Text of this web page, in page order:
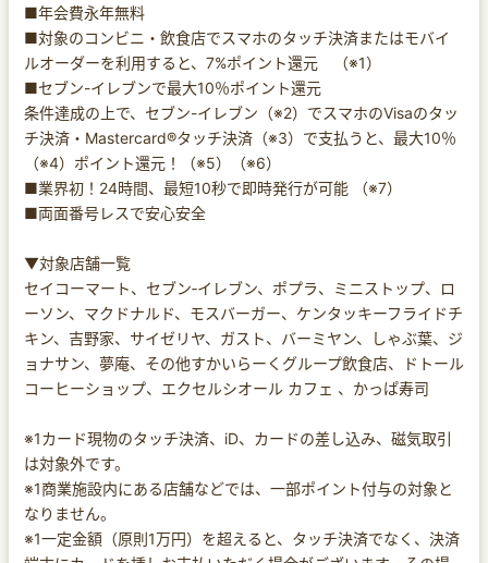
■年会費永年無料
■対象のコンビニ・飲食店でスマホのタッチ決済またはモバイ
ルオーダーを利用すると、7%ポイント還元 （※1）
■セブン-イレブンで最大10％ポイント還元
条件達成の上で、セブン-イレブン（※2）でスマホのVisaのタッ
チ決済・Mastercard®タッチ決済（※3）で支払うと、最大10％
（※4）ポイント還元！（※5）（※6）
■業界初！24時間、最短10秒で即時発行が可能 （※7）
■両面番号レスで安心安全
▼対象店舗一覧
セイコーマート、セブン‐イレブン、ポプラ、ミニストップ、ロ
ーソン、マクドナルド、モスバーガー、ケンタッキーフライドチ
キン、吉野家、サイゼリヤ、ガスト、バーミヤン、しゃぶ葉、ジ
ョナサン、夢庵、その他すかいらーくグループ飲食店、ドトール
コーヒーショップ、エクセルシオール カフェ 、かっぱ寿司
※1カード現物のタッチ決済、iD、カードの差し込み、磁気取引
は対象外です。
※1商業施設内にある店舗などでは、一部ポイント付与の対象と
なりません。
※1一定金額（原則1万円）を超えると、タッチ決済でなく、決済